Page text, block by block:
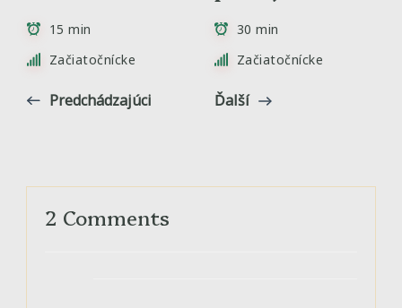
15 min
Začiatočnícke
Predchádzajúci
30 min
Začiatočnícke
Ďalší
2 Comments